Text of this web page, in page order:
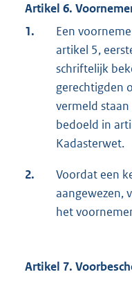
Artikel 6.
1.
Een
artikel 5,
schriftelijk
gerechtigden
vermeld
bedoeld in
Kadasterwet.
2.
Voordat een
aangewezen,
het
Artikel 7.